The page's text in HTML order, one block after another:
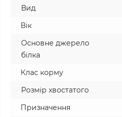
Вид
Вік
Основне джерело
білка
Клас корму
Розмір хвостатого
Призначення